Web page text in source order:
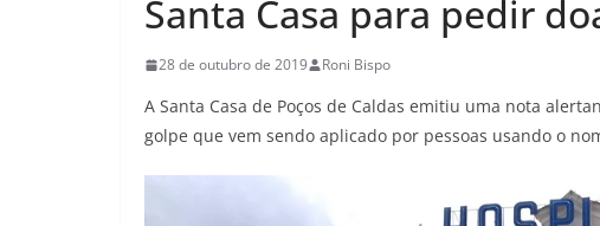
Santa Casa para pedir
28 de outubro de 2019 Roni Bispo
A Santa Casa de Poços de Caldas emitiu uma nota
golpe que vem sendo aplicado por pessoas usando o